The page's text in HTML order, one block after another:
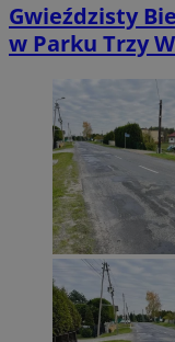
Gwieździsty
w Parku Trzy